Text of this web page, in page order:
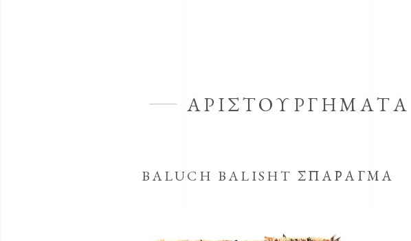
BALUCH BALISHT ΣΠΑΡΑΓΜΑ